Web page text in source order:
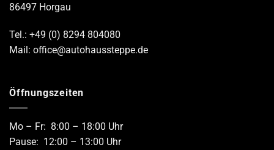
86497 Horgau
Tel.: +49 (0) 8294 804080
Mail: office@autohaussteppe.de
Öffnungszeiten
Mo – Fr: 8:00 – 18:00 Uhr
Pause: 12:00 – 13:00 Uhr